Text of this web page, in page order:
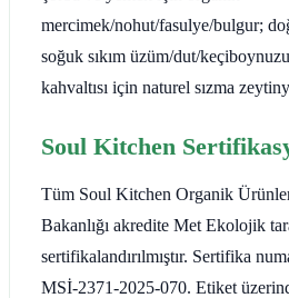
mercimek/nohut/fasulye/bulgur;
soğuk sıkım üzüm/dut/
kahvaltısı için naturel sızma
Soul Kitchen
Tüm Soul Kitchen Organik
Bakanlığı akredite Met Ekolojik
sertifikalandırılmıştır. Sertifika
MSİ-2371-2025-070. Etiket